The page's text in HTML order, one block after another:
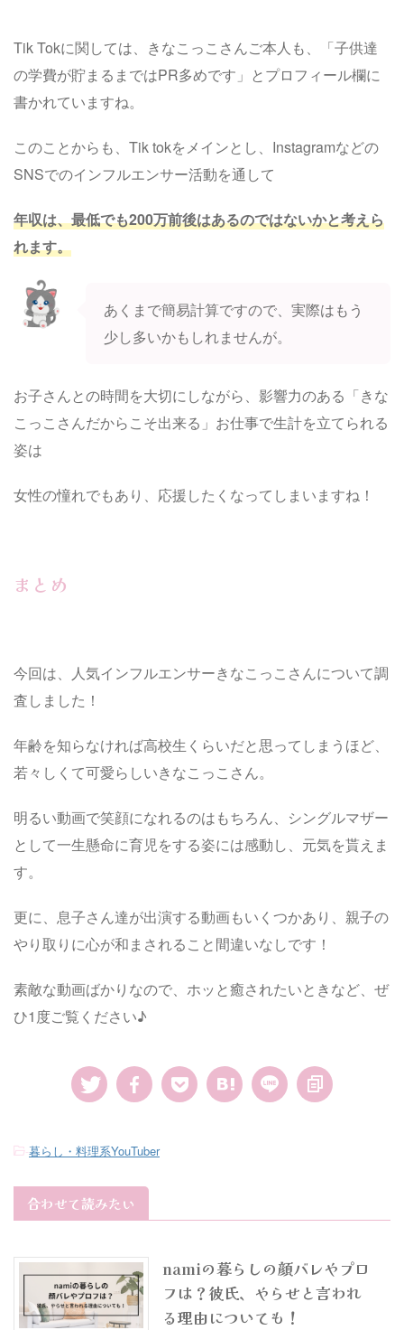
Tik Tokに関しては、きなこっこさんご本人も、「子供達
の学費が貯まるまではPR多めです」とプロフィール欄に
書かれていますね。
このことからも、Tik tokをメインとし、Instagramなどの
SNSでのインフルエンサー活動を通して
年収は、最低でも200万前後はあるのではないかと考えら
れます。
あくまで簡易計算ですので、実際はもう
少し多いかもしれませんが。
お子さんとの時間を大切にしながら、影響力のある「きな
こっこさんだからこそ出来る」お仕事で生計を立てられる
姿は
女性の憧れでもあり、応援したくなってしまいますね！
まとめ
今回は、人気インフルエンサーきなこっこさんについて調
査しました！
年齢を知らなければ高校生くらいだと思ってしまうほど、
若々しくて可愛らしいきなこっこさん。
明るい動画で笑顔になれるのはもちろん、シングルマザー
として一生懸命に育児をする姿には感動し、元気を貰えま
す。
更に、息子さん達が出演する動画もいくつかあり、親子の
やり取りに心が和まされること間違いなしです！
素敵な動画ばかりなので、ホッと癒されたいときなど、ぜ
ひ1度ご覧ください♪
-暮らし・料理系YouTuber
合わせて読みたい
namiの暮らしの顔バレやプロ
フは？彼氏、やらせと言われ
る理由についても！